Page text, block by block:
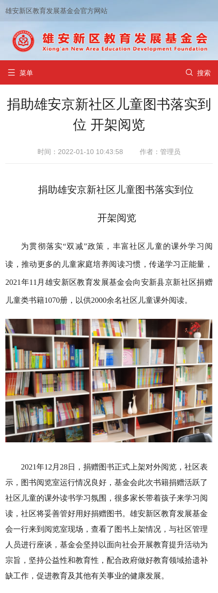
雄安新区教育发展基金会官方网站
 菜单  搜索
捐助雄安京新社区儿童图书落实到
位 开架阅览
时间：2022-01-10 10:43:58 作者：管理员
捐助雄安京新社区儿童图书落实到位
开架阅览
为贯彻落实“双减”政策，丰富社区儿童的课外学习阅
读，推动更多的儿童家庭培养阅读习惯，传递学习正能量，
2021年11月雄安新区教育发展基金会向安新县京新社区捐赠
儿童类书籍1070册，以供2000余名社区儿童课外阅读。
2021年12月28日，捐赠图书正式上架对外阅览，社区表
示，图书阅览室运行情况良好，基金会此次书籍捐赠活跃了
社区儿童的课外读书学习氛围，很多家长带着孩子来学习阅
读，社区将妥善管好用好捐赠图书。雄安新区教育发展基金
会一行来到阅览室现场，查看了图书上架情况，与社区管理
人员进行座谈，基金会坚持以面向社会开展教育提升活动为
宗旨，坚持公益性和教育性，配合政府做好教育领域拾遗补
缺工作，促进教育及其他有关事业的健康发展。